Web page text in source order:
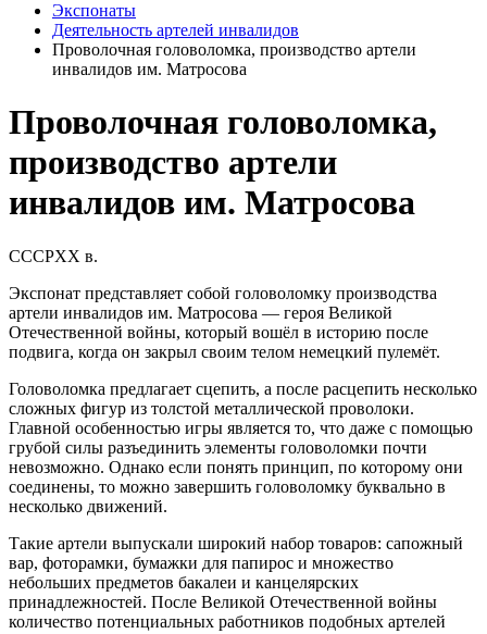
Экспонаты
Деятельность артелей инвалидов
Проволочная головоломка, производство артели
инвалидов им. Матросова
Проволочная головоломка,
производство артели
инвалидов им. Матросова
СССРXX в.
Экспонат представляет собой головоломку производства
артели инвалидов им. Матросова — героя Великой
Отечественной войны, который вошёл в историю после
подвига, когда он закрыл своим телом немецкий пулемёт.
Головоломка предлагает сцепить, а после расцепить несколько
сложных фигур из толстой металлической проволоки.
Главной особенностью игры является то, что даже с помощью
грубой силы разъединить элементы головоломки почти
невозможно. Однако если понять принцип, по которому они
соединены, то можно завершить головоломку буквально в
несколько движений.
Такие артели выпускали широкий набор товаров: сапожный
вар, фоторамки, бумажки для папирос и множество
небольших предметов бакалеи и канцелярских
принадлежностей. После Великой Отечественной войны
количество потенциальных работников подобных артелей